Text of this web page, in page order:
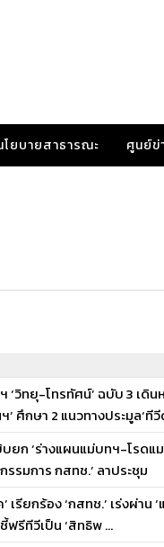
ยบายสาธารณะ ศูนย์ข่
วิทยุ-โทรทัศน์’ ฉบับ 3 เดิน
ศึกษา 2 แนวทางประมูล‘ทีวี
ยก ‘ร่างแผนแม่บทฯ-โรดแ
รมการ กสทช.’ ลาประชุม
รียกร้อง ‘กสทช.’ เร่งผ่า
ฟรีทีวีเป็น ‘สิทธิพ ...